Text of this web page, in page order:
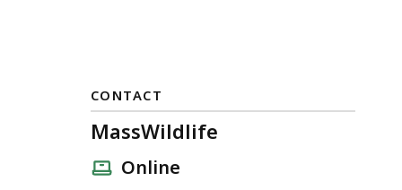
CONTACT
MassWildlife
Online